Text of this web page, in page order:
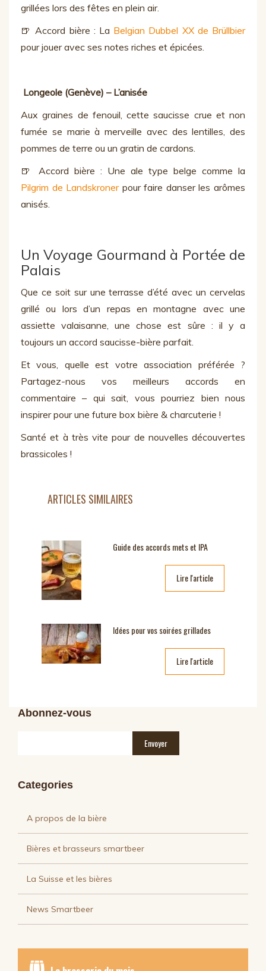
grillées lors des fêtes en plein air.
🍺 Accord bière : La Belgian Dubbel XX de Brüllbier
pour jouer avec ses notes riches et épicées.
Longeole (Genève) – L’anisée
Aux graines de fenouil, cette saucisse crue et non
fumée se marie à merveille avec des lentilles, des
pommes de terre ou un gratin de cardons.
🍺 Accord bière : Une ale type belge comme la
Pilgrim de Landskronerpour faire danser les arômes
anisés.
Un Voyage Gourmand à Portée de
Palais
Que ce soit sur une terrasse d’été avec un cervelas
grillé ou lors d’un repas en montagne avec une
assiette valaisanne, une chose est sûre : il y a
toujours un accord saucisse-bière parfait.
Et vous, quelle est votre association préférée ?
Partagez-nous vos meilleurs accords en
commentaire – qui sait, vous pourriez bien nous
inspirer pour une future box bière & charcuterie !
Santé et à très vite pour de nouvelles découvertes
brassicoles !
ARTICLES SIMILAIRES
Guide des accords mets et IPA
Lire l'article
Idées pour vos soirées grillades
Lire l'article
Abonnez-vous
Categories
A propos de la bière
Bières et brasseurs smartbeer
La Suisse et les bières
News Smartbeer